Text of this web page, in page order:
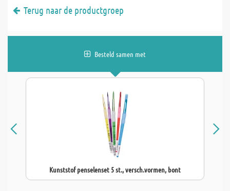
Terug naar de productgroep
Besteld samen met
Kunststof penselenset 5 st., versch.vormen, bont